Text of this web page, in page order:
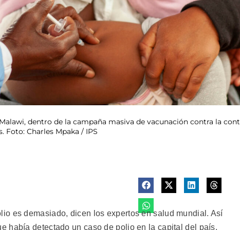
dentro de la campaña masiva de vacunación contra la
Foto: Charles Mpaka / IPS
es demasiado, dicen los expertos en salud mundial. Así
había detectado un caso de polio en la capital del país,